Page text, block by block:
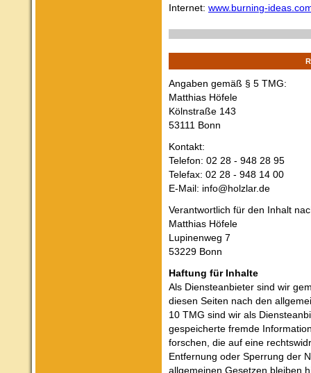
Internet: www.burning-
Angaben gemäß § 5 TMG:
Matthias Höfele
Kölnstraße 143
53111 Bonn
Kontakt:
Telefon: 02 28 - 948 28 95
Telefax: 02 28 - 948 14 00
E-Mail: info@holzlar.de
Verantwortlich für den Inhalt
Matthias Höfele
Lupinenweg 7
53229 Bonn
Haftung für Inhalte
Als Diensteanbieter sind wir
diesen Seiten nach den
10 TMG sind wir als
gespeicherte fremde
forschen, die auf eine
Entfernung oder Sperrung der
allgemeinen Gesetzen bleiben